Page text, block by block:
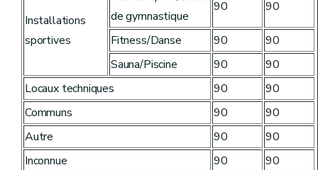
Installations
sportives
de gymnastique
90 90
Fitness/Danse 90
90
Sauna/Piscine
90
90
Locaux techniques
90
90
Communs
90
90
Autre
90
90
Inconnue
90 90